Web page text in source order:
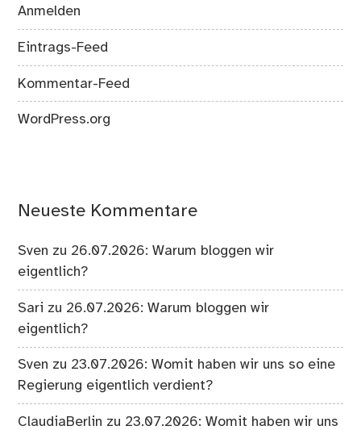
Anmelden
Eintrags-Feed
Kommentar-Feed
WordPress.org
Neueste Kommentare
Sven zu 26.07.2026: Warum bloggen wir
eigentlich?
Sari zu 26.07.2026: Warum bloggen wir
eigentlich?
Sven zu 23.07.2026: Womit haben wir uns so eine
Regierung eigentlich verdient?
ClaudiaBerlin zu 23.07.2026: Womit haben wir uns